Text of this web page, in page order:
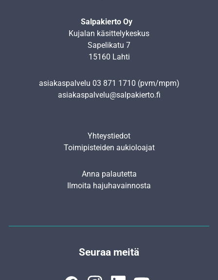
Salpakierto Oy
Kujalan käsittelykeskus
Sapelikatu 7
15160 Lahti
asiakaspalvelu 03 871 1710 (pvm/mpm)
asiakaspalvelu@salpakierto.fi
Yhteystiedot
Toimipisteiden aukioloajat
Anna palautetta
Ilmoita hajuhavainnosta
Seuraa meitä